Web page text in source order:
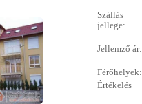
Szállás
jellege:
Jellemző ár:
Férőhelyek:
Értékelés